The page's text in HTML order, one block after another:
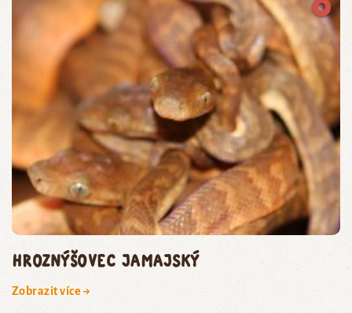
hroznýšovec jamajský
Zobrazit více →